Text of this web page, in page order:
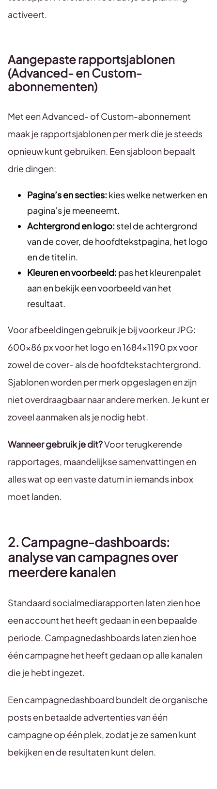
activeert.
Aangepaste rapportsjablonen
(Advanced- en Custom-
abonnementen)
Met een Advanced- of Custom-abonnement
maak je rapportsjablonen per merk die je steeds
opnieuw kunt gebruiken. Een sjabloon bepaalt
drie dingen:
Pagina’s en secties: kies welke netwerken en
pagina’s je meeneemt.
Achtergrond en logo: stel de achtergrond
van de cover, de hoofdtekstpagina, het logo
en de titel in.
Kleuren en voorbeeld: pas het kleurenpalet
aan en bekijk een voorbeeld van het
resultaat.
Voor afbeeldingen gebruik je bij voorkeur JPG:
600×86 px voor het logo en 1684×1190 px voor
zowel de cover- als de hoofdtekstachtergrond.
Sjablonen worden per merk opgeslagen en zijn
niet overdraagbaar naar andere merken. Je kunt er
zoveel aanmaken als je nodig hebt.
Wanneer gebruik je dit?Voor terugkerende
rapportages, maandelijkse samenvattingen en
alles wat op een vaste datum in iemands inbox
moet landen.
2. Campagne-dashboards:
analyse van campagnes over
meerdere kanalen
Standaard socialmediarapporten laten zien hoe
een account het heeft gedaan in een bepaalde
periode. Campagnedashboards laten zien hoe
één campagne het heeft gedaan op alle kanalen
die je hebt ingezet.
Een campagnedashboard bundelt de organische
posts en betaalde advertenties van één
campagne op één plek, zodat je ze samen kunt
bekijken en de resultaten kunt delen.